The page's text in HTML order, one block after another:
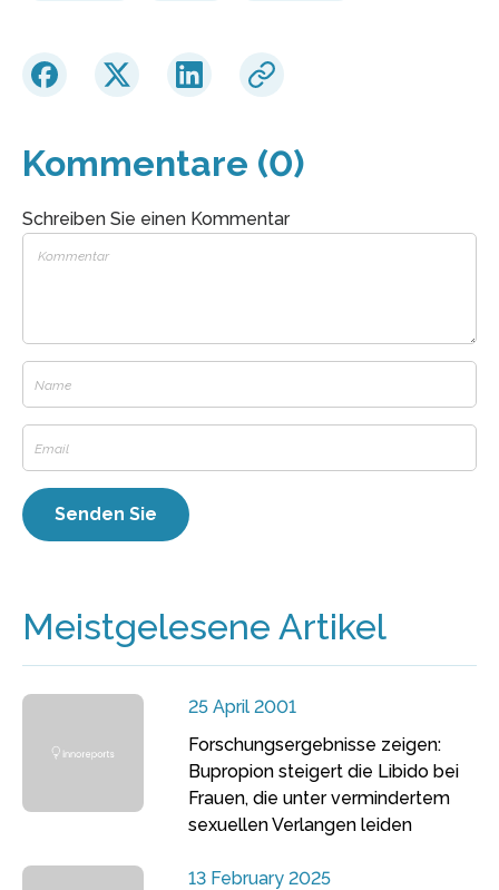
Kommentare (0)
Schreiben Sie einen Kommentar
Meistgelesene Artikel
25 April 2001
Forschungsergebnisse zeigen:
Bupropion steigert die Libido bei
Frauen, die unter vermindertem
sexuellen Verlangen leiden
13 February 2025